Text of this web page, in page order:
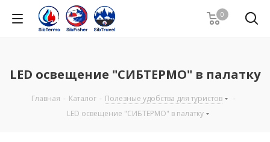
0
LED освещение "СИБТЕРМО" в палатку
Главная - Каталог - Полезные удобства для туристов
-
LED освещение "СИБТЕРМО" в палатку